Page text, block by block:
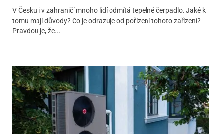
V Česku i v zahraničí mnoho lidí odmítá tepelné čerpadlo. Jaké k
tomu mají důvody? Co je odrazuje od pořízení tohoto zařízení?
Pravdou je, že...